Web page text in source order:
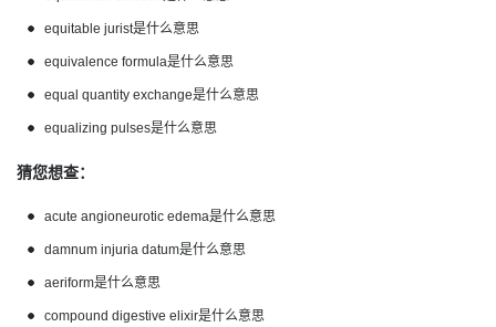
equitable jurist是什么意思
equivalence formula是什么意思
equal quantity exchange是什么意思
equalizing pulses是什么意思
猜您想查：
acute angioneurotic edema是什么意思
damnum injuria datum是什么意思
aeriform是什么意思
compound digestive elixir是什么意思